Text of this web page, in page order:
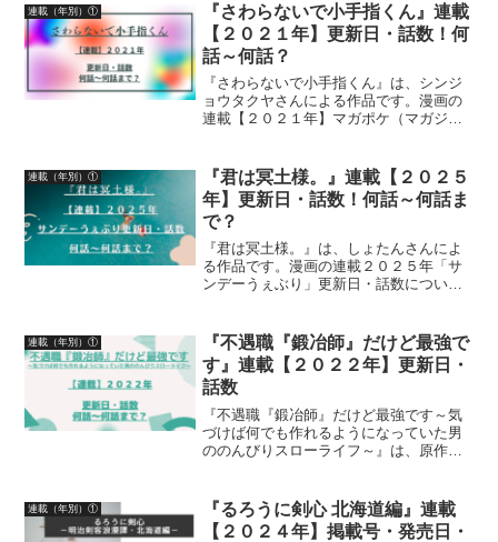
連載（年別）①
『さわらないで小手指くん』連載
【２０２１年】更新日・話数！何
話～何話？
『さわらないで小手指くん』は、シンジ
ョウタクヤさんによる作品です。漫画の
連載【２０２１年】マガポケ（マガジン
連載（年別）①
『君は冥土様。』連載【２０２５
年】更新日・話数！何話～何話ま
で？
『君は冥土様。』は、しょたんさんによ
る作品です。漫画の連載２０２５年「サ
ンデーうぇぶり」更新日・話数につい
連載（年別）①
『不遇職『鍛冶師』だけど最強で
す』連載【２０２２年】更新日・
話数
『不遇職『鍛冶師』だけど最強です～気
づけば何でも作れるようになっていた男
ののんびりスローライフ～』は、原作：
品です。漫画の連載【２０２２年】マガ
ポケ更新日・話数について...
連載（年別）①
『るろうに剣心 北海道編』連載
【２０２４年】掲載号・発売日・